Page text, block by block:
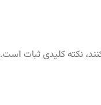
نکته کلیدی ثبات است.